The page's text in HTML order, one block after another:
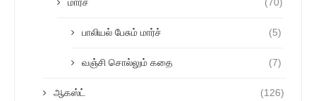
பாலியல் பேசும் மார்ச் (5)
வஞ்சி சொல்லும் கதை (7)
ஆகஸ்ட் (126)